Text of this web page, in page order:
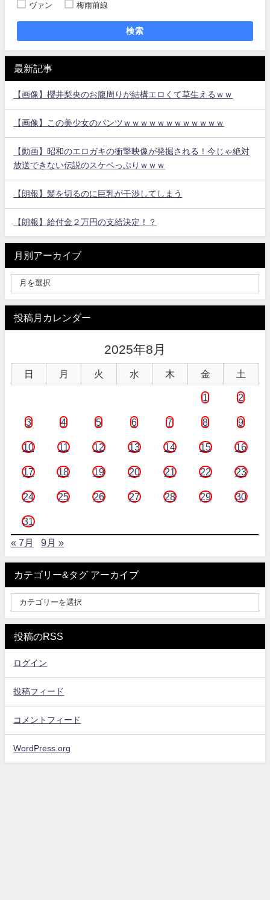
ヴァン
梅雨前線
検索
最新記事
【画像】櫻井梨央のお腹周りが結構エロくて草生えるｗｗ
【画像】この美少女のパンツｗｗｗｗｗｗｗｗｗｗｗｗ
【動画】昭和のエロガキの衝撃映像が発掘される！今じゃ絶対
放送できない伝説のスケベっぷりｗｗｗ
【朗報】髪を切るのに巨乳が干渉してしまう
【朗報】給付金２万円の支給決定！？
月別アーカイブ
投稿月カレンダー
2025年8月
日 月 火 水 木 金 土
1 2
3 4 5 6 7 8 9
10 11 12 13 14 15 16
17 18 19 20 21 22 23
24 25 26 27 28 29 30
31
« 7月 9月 »
カテゴリー&タグ アーカイブ
投稿のRSS
ログイン
投稿フィード
コメントフィード
WordPress.org